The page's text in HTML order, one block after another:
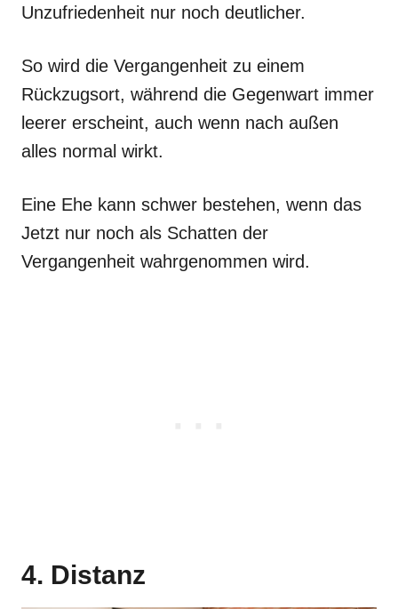
Unzufriedenheit nur noch deutlicher.
So wird die Vergangenheit zu einem
Rückzugsort, während die Gegenwart immer
leerer erscheint, auch wenn nach außen
alles normal wirkt.
Eine Ehe kann schwer bestehen, wenn das
Jetzt nur noch als Schatten der
Vergangenheit wahrgenommen wird.
4. Distanz